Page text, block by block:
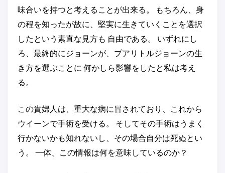
味合いを持つと考えることが出来る。 もちろん、身
の程を知ったが故に、堅実に生きていくことを選択
したという素直な見方も 自由である。 いずれにし
ろ、最終的にジョーンが、プアリトルジョーンの生
き方を選ぶことに 何かしら影響をしたと私は考え
る。
この貴婦人は、重大な病に冒されており、これから
ウイーンで手術を受ける。 そしてその手術はうまく
行かないかも知れないし、その場合自分は死ぬとい
う。 一体、この情報は何を意味しているのか？